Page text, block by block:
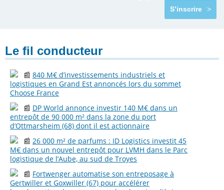
S’inscrire >
Le fil conducteur
📰 840 M€ d’investissements industriels et
logistiques en Grand Est annoncés lors du sommet
Choose France
📰 DP World annonce investir 140 M€ dans un
entrepôt de 90 000 m² dans la zone du port
d’Ottmarsheim (68) dont il est actionnaire
📰 26 000 m² de parfums : ID Logistics investit 45
M€ dans un nouvel entrepôt pour LVMH dans le Parc
logistique de l’Aube, au sud de Troyes
📰 Fortwenger automatise son entreposage à
Gertwiller et Goxwiller (67) pour accélérer